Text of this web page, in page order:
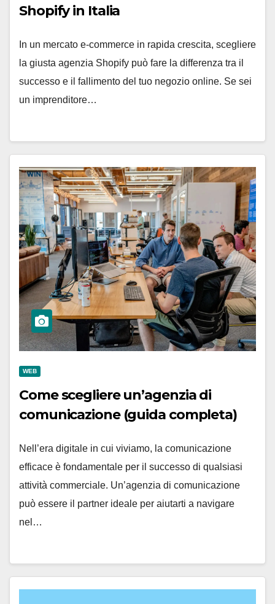
Shopify in Italia
In un mercato e-commerce in rapida crescita, scegliere
la giusta agenzia Shopify può fare la differenza tra il
successo e il fallimento del tuo negozio online. Se sei
un imprenditore…
WEB
Come scegliere un’agenzia di
comunicazione (guida completa)
Nell’era digitale in cui viviamo, la comunicazione
efficace è fondamentale per il successo di qualsiasi
attività commerciale. Un’agenzia di comunicazione
può essere il partner ideale per aiutarti a navigare
nel…